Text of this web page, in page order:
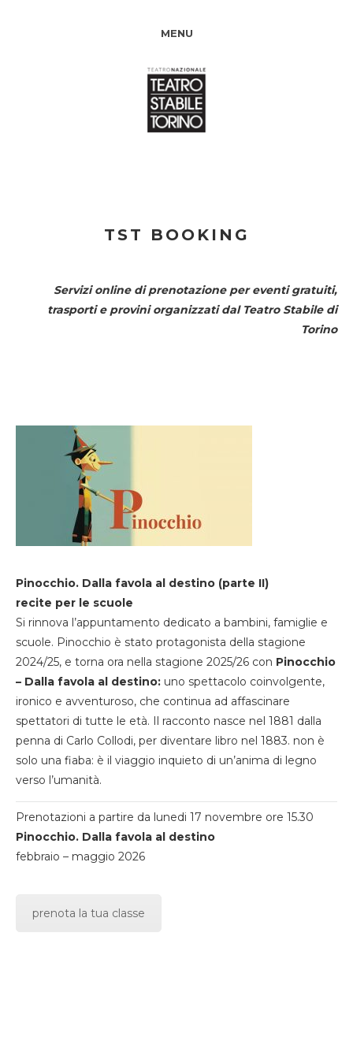
MENU
TST BOOKING
Servizi online di prenotazione per eventi gratuiti,
trasporti e provini organizzati dal Teatro Stabile di
Torino
Pinocchio. Dalla favola al destino (parte II)
recite per le scuole
Si rinnova l’appuntamento dedicato a bambini, famiglie e
scuole. Pinocchio è stato protagonista della stagione
2024/25, e torna ora nella stagione 2025/26 con Pinocchio
– Dalla favola al destino: uno spettacolo coinvolgente,
ironico e avventuroso, che continua ad affascinare
spettatori di tutte le età. Il racconto nasce nel 1881 dalla
penna di Carlo Collodi, per diventare libro nel 1883. non è
solo una fiaba: è il viaggio inquieto di un’anima di legno
verso l’umanità.
Prenotazioni a partire da lunedi 17 novembre ore 15.30
Pinocchio. Dalla favola al destino
febbraio – maggio 2026
prenota la tua classe